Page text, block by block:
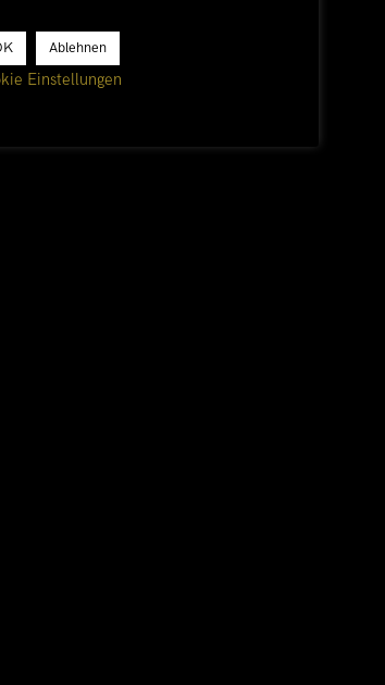
angesichts der wenigen Tiere, wovon
Dinge als Fressen auf dem Schirm zu
den Löwennachwuchs machen.
Ablehnen
Einstellungen